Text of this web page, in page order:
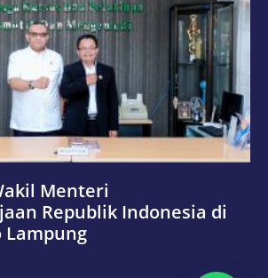
Menteri
Republik Indonesia di
Lampung